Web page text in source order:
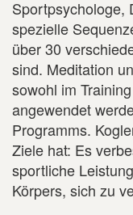
Sportpsychologe,
spezielle
über 30
sind. Meditation
sowohl im
angewendet
Programms.
Ziele hat: Es
sportliche
Körpers, sich zu